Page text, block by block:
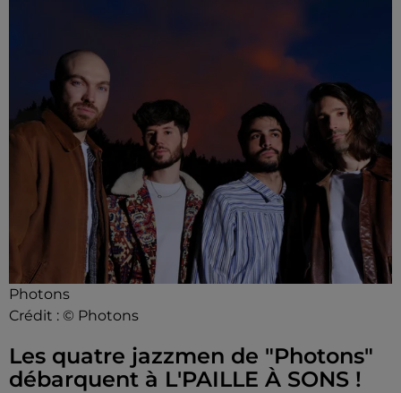
Photons
Crédit : © Photons
Les quatre jazzmen de "Photons"
débarquent à L'PAILLE À SONS !